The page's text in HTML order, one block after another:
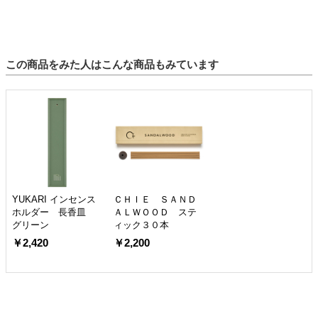
この商品をみた人はこんな商品もみています
YUKARI インセンス
ホルダー 長香皿
グリーン
￥2,420
ＣＨＩＥ ＳＡＮＤ
ＡＬＷＯＯＤ ステ
ィック３０本
￥2,200